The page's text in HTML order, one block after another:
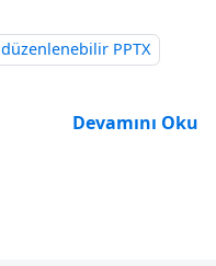
düzenlenebilir PPTX
Devamını Oku